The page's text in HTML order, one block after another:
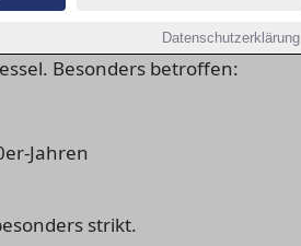
Datenschutzerklärung
werden – mit
Besonders betroffen:
Jahren
strikt.